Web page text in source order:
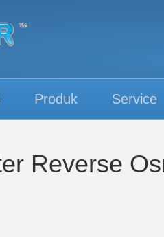
Produk Service
Reverse